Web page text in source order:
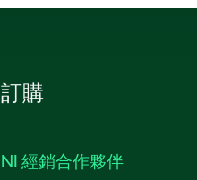
訂購
NI 經銷合作夥伴